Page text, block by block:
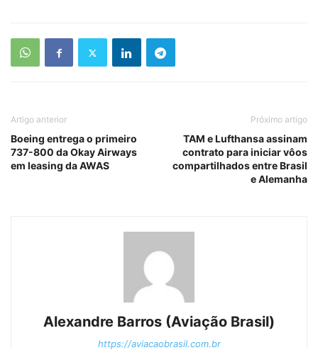
Artigo anterior
Boeing entrega o primeiro
737-800 da Okay Airways
em leasing da AWAS
Próximo artigo
TAM e Lufthansa assinam
contrato para iniciar vôos
compartilhados entre Brasil
e Alemanha
Alexandre Barros (Aviação Brasil)
https://aviacaobrasil.com.br